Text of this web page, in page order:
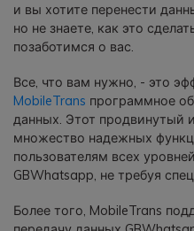
и вы хотите перенести
но не знаете, как это
позаботимся о вас.
Все, что вам нужно, - это
MobileTrans программное
данных. Этот продвинутый
множество надежных
пользователям всех
GBWhatsapp, не требуя
Более того, MobileTrans